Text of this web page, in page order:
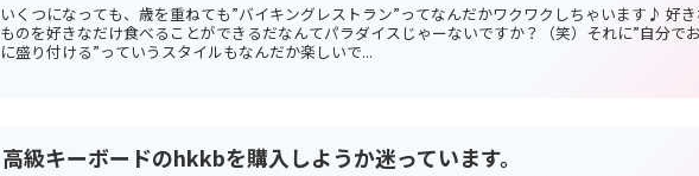
いくつになっても、歳を重ねても”バイキングレストラン”ってなんだかワクワクしちゃいます♪ 好
ものを好きなだけ食べることができるだなんてパラダイスじゃーないですか？（笑）それに”自分で
に盛り付ける”っていうスタイルもなんだか楽しいで...
高級キーボードのhkkbを購入しようか迷っています。